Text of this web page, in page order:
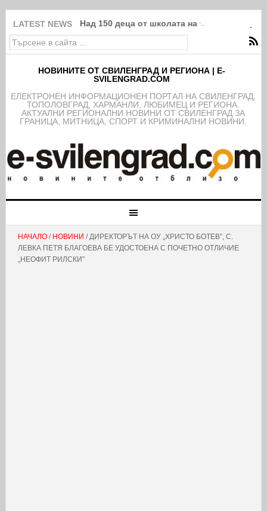
LATEST NEWS Над 150 деца от школата на ФК
НОВИНИТЕ ОТ СВИЛЕНГРАД И РЕГИОНА | E-
SVILENGRAD.COM
EЛЕКТРОНЕН ИНФОРМАЦИОНЕН ПОРТАЛ НА СВИЛЕНГРАД,
ТОПОЛОВГРАД, ХАРМАНЛИ, ЛЮБИМЕЦ И РЕГИОНА.
АКТУАЛНИ РЕГИОНАЛНИ НОВИНИ ОТ СВИЛЕНГРАД ЗА
ГРАНИЦА, МИТНИЦА, СПОРТ И КРИМИНАЛНИ НОВИНИ.
НАЧАЛО/ НОВИНИ / ДИРЕКТОРЪТ НА ОУ „ХРИСТО БОТЕВ”, С.
ЛЕВКА ПЕТЯ БЛАГОЕВА БЕ УДОСТОЕНА С ПОЧЕТНО ОТЛИЧИЕ
„НЕОФИТ РИЛСКИ”